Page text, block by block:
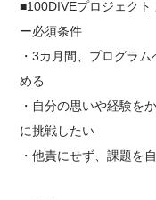
■100DIVEプロジェクト
ー必須条件
・3カ月間、プログラ
める
・自分の思いや経験を
に挑戦したい
・他責にせず、課題を